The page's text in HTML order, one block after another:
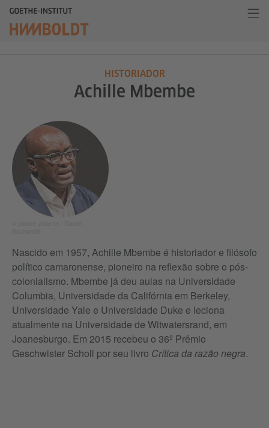
HISTORIADOR
Achille Mbembe
Nascido em 1957, Achille Mbembe é historiador e filósofo
político camaronense, pioneiro na reflexão sobre o pós-
colonialismo. Mbembe já deu aulas na Universidade
Columbia, Universidade da Califórnia em Berkeley,
Universidade Yale e Universidade Duke e leciona
atualmente na Universidade de Witwatersrand, em
Joanesburgo. Em 2015 recebeu o 36º Prêmio
Geschwister Scholl por seu livro Crítica da razão negra.